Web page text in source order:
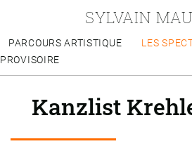
SYLVAIN
PARCOURS ARTISTIQUE LES
PROVISOIRE
Kanzlist